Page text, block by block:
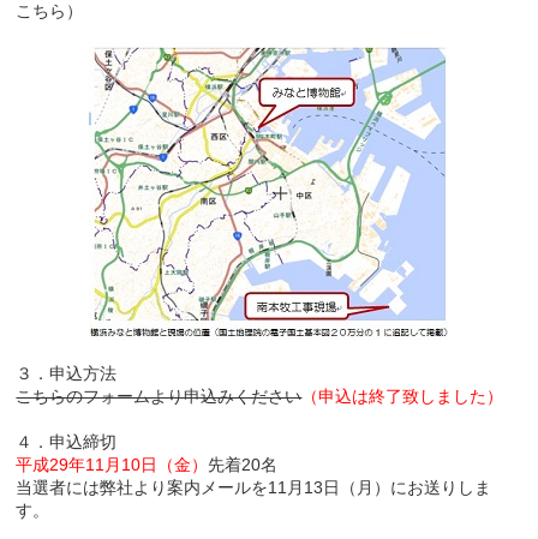
こちら ）
３．申込方法
こちらのフォームより申込みください（申込は終了致しました）
４．申込締切
平成29年11月10日（金）先着20名
当選者には弊社より案内メールを11月13日（月）にお送りしま
す。